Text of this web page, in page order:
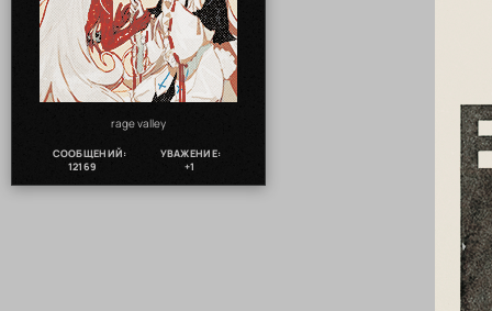
rage valley
СООБЩЕНИЙ:
12169
УВАЖЕНИЕ:
+1